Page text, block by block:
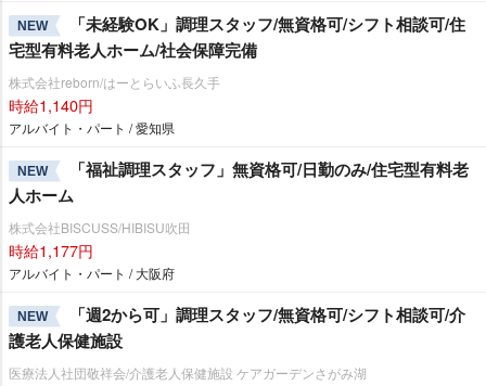
NEW
「未経験OK」調理スタッフ/無資格可/シフト相談可/住
宅型有料老人ホーム/社会保障完備
株式会社reborn/はーとらいふ長久手
時給1,140円
アルバイト・パート / 愛知県
NEW
「福祉調理スタッフ」無資格可/日勤のみ/住宅型有料老
人ホーム
株式会社BISCUSS/HIBISU吹田
時給1,177円
アルバイト・パート / 大阪府
NEW
「週2から可」調理スタッフ/無資格可/シフト相談可/介
護老人保健施設
医療法人社団敬祥会/介護老人保健施設 ケアガーデンさがみ湖